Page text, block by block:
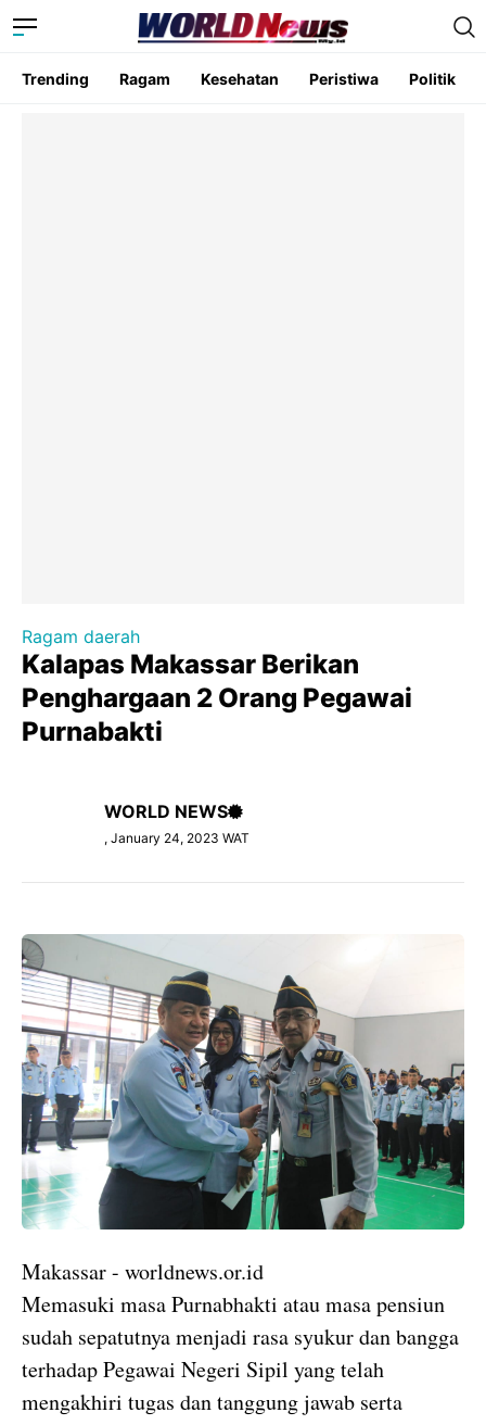
Trending Ragam Kesehatan Peristiwa Politik
Ragam daerah
Kalapas Makassar Berikan
Penghargaan 2 Orang Pegawai
Purnabakti
WORLD NEWS
, January 24, 2023 WAT
Makassar - worldnews.or.id
Memasuki masa Purnabhakti atau masa pensiun
sudah sepatutnya menjadi rasa syukur dan bangga
terhadap Pegawai Negeri Sipil yang telah
mengakhiri tugas dan tanggung jawab serta